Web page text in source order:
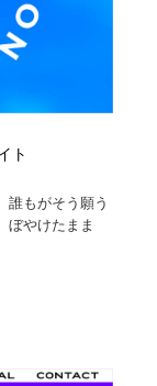
ト
誰もがそう願う
ぼやけたまま